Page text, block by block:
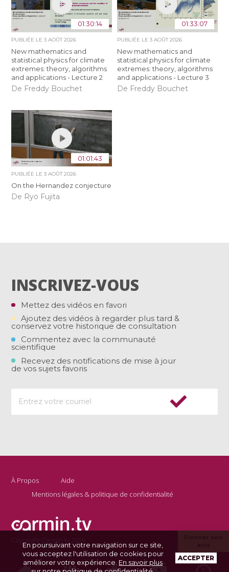
01:30:14
PUBLIÉE LE3 AOÛT 2026
New mathematics and
statistical physics for climate
extremes: theory, algorithms
and applications - Lecture 2
De Freddy Bouchet
01:33:07
PUBLIÉE LE 3 AOÛT 2026
New mathematics and
statistical physics for climate
extremes: theory, algorithms
and applications - Lecture 3
De Freddy Bouchet
01:01:43
PUBLIÉE LE3 AOÛT 2026
On the Hernandez conjecture
De Ryo Fujita
INSCRIVEZ-VOUS
Mettez des vidéos en favori
Ajoutez des vidéos à regarder plus tard &
conservez votre historique de consultation
Commentez avec la communauté
scientifique
Recevez des notifications de mise à jour
de vos sujets favoris
À Propos
Aide
Mentions légales & politique de confidentialité
Copyright Carmin.tv 2026
En poursuivant votre navigation sur ce site,
vous acceptez l'utilisation de cookies pour
améliorer votre expérience. En savoir plus
ACCEPTER